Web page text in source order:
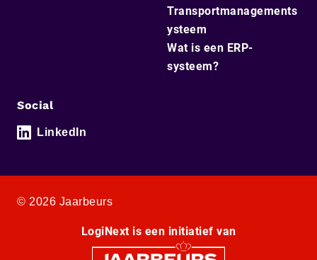
Transportmanagements
ysteem
Wat is een ERP-
systeem?
Social
LinkedIn
© 2026 Jaarbeurs
LogiNext is een initiatief van